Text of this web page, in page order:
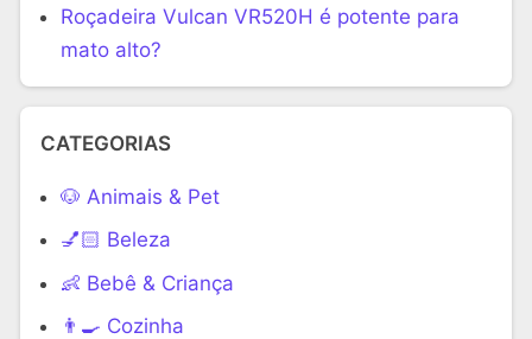
Roçadeira Vulcan VR520H é potente para
mato alto?
CATEGORIAS
🐶 Animais & Pet
💅🏻 Beleza
👶 Bebê & Criança
👨‍🍳 Cozinha